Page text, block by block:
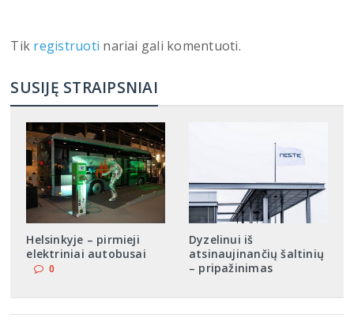
Tik registruoti nariai gali komentuoti.
SUSIJĘ STRAIPSNIAI
Helsinkyje – pirmieji
elektriniai autobusai
0
Dyzelinui iš
atsinaujinančių šaltinių
– pripažinimas